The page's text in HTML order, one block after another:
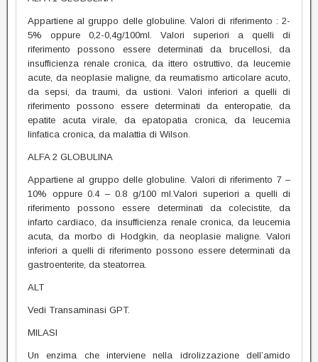
Appartiene al gruppo delle globuline. Valori di riferimento : 2-
5% oppure 0,2-0,4g/100ml. Valori superiori a quelli di
riferimento possono essere determinati da brucellosi, da
insufficienza renale cronica, da ittero ostruttivo, da leucemie
acute, da neoplasie maligne, da reumatismo articolare acuto,
da sepsi, da traumi, da ustioni. Valori inferiori a quelli di
riferimento possono essere determinati da enteropatie, da
epatite acuta virale, da epatopatia cronica, da leucemia
linfatica cronica, da malattia di Wilson.
ALFA 2 GLOBULINA
Appartiene al gruppo delle globuline. Valori di riferimento 7 –
10% oppure 0.4 – 0.8 g/100 ml.Valori superiori a quelli di
riferimento possono essere determinati da colecistite, da
infarto cardiaco, da insufficienza renale cronica, da leucemia
acuta, da morbo di Hodgkin, da neoplasie maligne. Valori
inferiori a quelli di riferimento possono essere determinati da
gastroenterite, da steatorrea.
ALT
Vedi Transaminasi GPT.
MILASI
Un enzima che interviene nella idrolizzazione dell’amido